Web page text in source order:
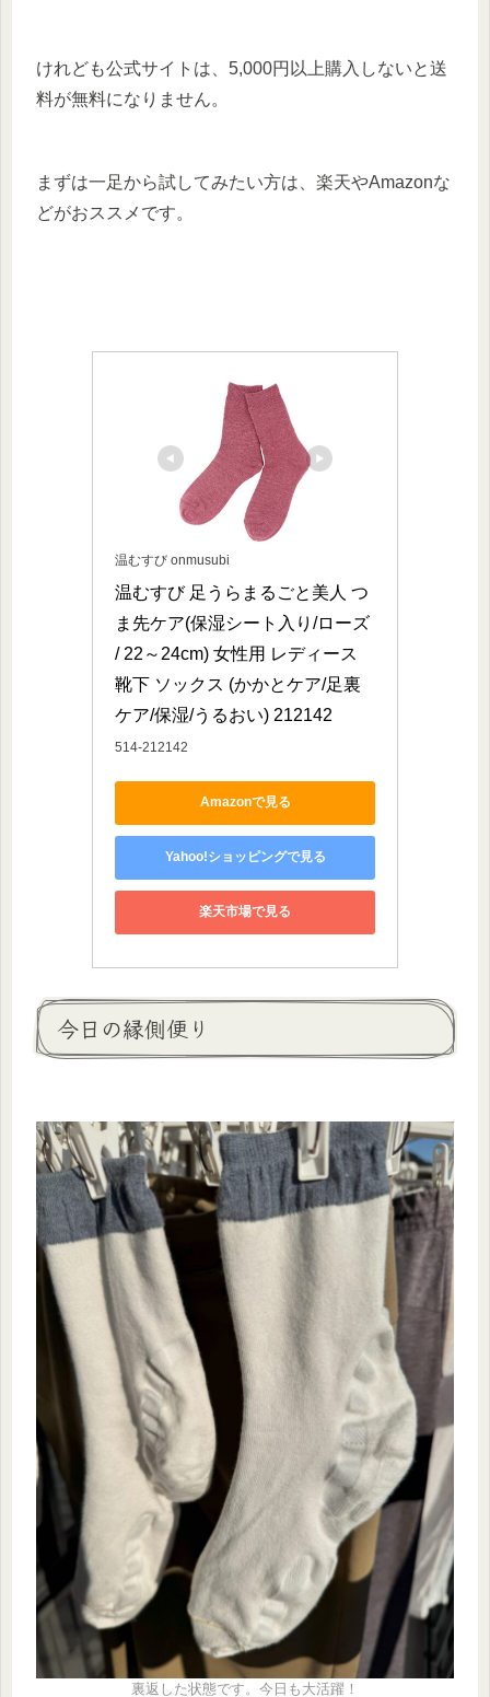
けれども公式サイトは、5,000円以上購入しないと送
料が無料になりません。
まずは一足から試してみたい方は、楽天やAmazonな
どがおススメです。
温むすび onmusubi
温むすび 足うらまるごと美人 つ
ま先ケア(保湿シート入り/ローズ
/ 22～24cm) 女性用 レディース
靴下 ソックス (かかとケア/足裏
ケア/保湿/うるおい) 212142
514-212142
Amazonで見る
Yahoo!ショッピングで見る
楽天市場で見る
今日の縁側便り
裏返した状態です。今日も大活躍！